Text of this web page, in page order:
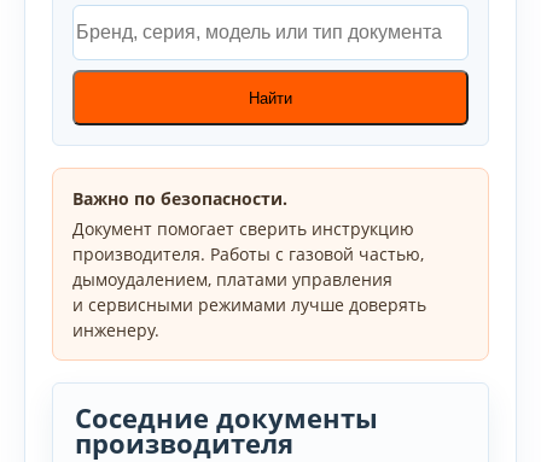
Найти
Важно по безопасности.
Документ помогает сверить инструкцию
производителя. Работы с газовой частью,
дымоудалением, платами управления
и сервисными режимами лучше доверять
инженеру.
Соседние документы
производителя